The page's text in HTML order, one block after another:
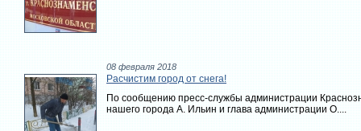
08 февраля 2018
Расчистим город от снега!
По сообщению пресс-службы администрации
нашего города А. Ильин и глава администрации О....